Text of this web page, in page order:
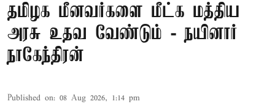
தமிழக மீனவர்களை மீட்க மத்திய
அரசு உதவ வேண்டும் - நயினார்
நாகேந்திரன்
Published on: 08 Aug 2026, 1:14 pm